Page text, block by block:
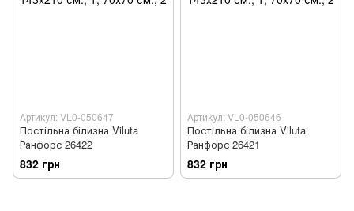
Артикул: VL0-050647
Постільна білизна Viluta
Ранфорс 26422
832 грн
Артикул: VL0-050646
Постільна білизна Viluta
Ранфорс 26421
832 грн